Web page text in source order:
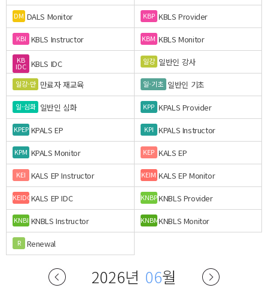
DM DALS Monitor KBP KBLS Provider
KBI KBLS Instructor KBM KBLS Monitor
KB
IDC KBLS IDC 일강 일반인 강사
일강-만 만료자 재교육 일-기초 일반인 기초
일-심화 일반인 심화 KPP KPALS Provider
KPEP KPALS EP KPI KPALS Instructor
KPM KPALS Monitor KEP KALS EP
KEI KALS EP Instructor KEIM KALS EP Monitor
KEIDCKALS EP IDC KNBPKNBLS Provider
KNBI KNBLS Instructor KNBMKNBLS Monitor
R Renewal
2026년 06월